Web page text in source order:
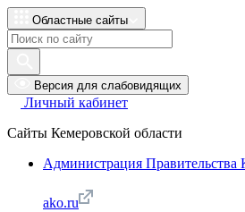
Областные сайты
Версия для слабовидящих
Личный кабинет
Сайты Кемеровской области
Администрация Правительства
ako.ru